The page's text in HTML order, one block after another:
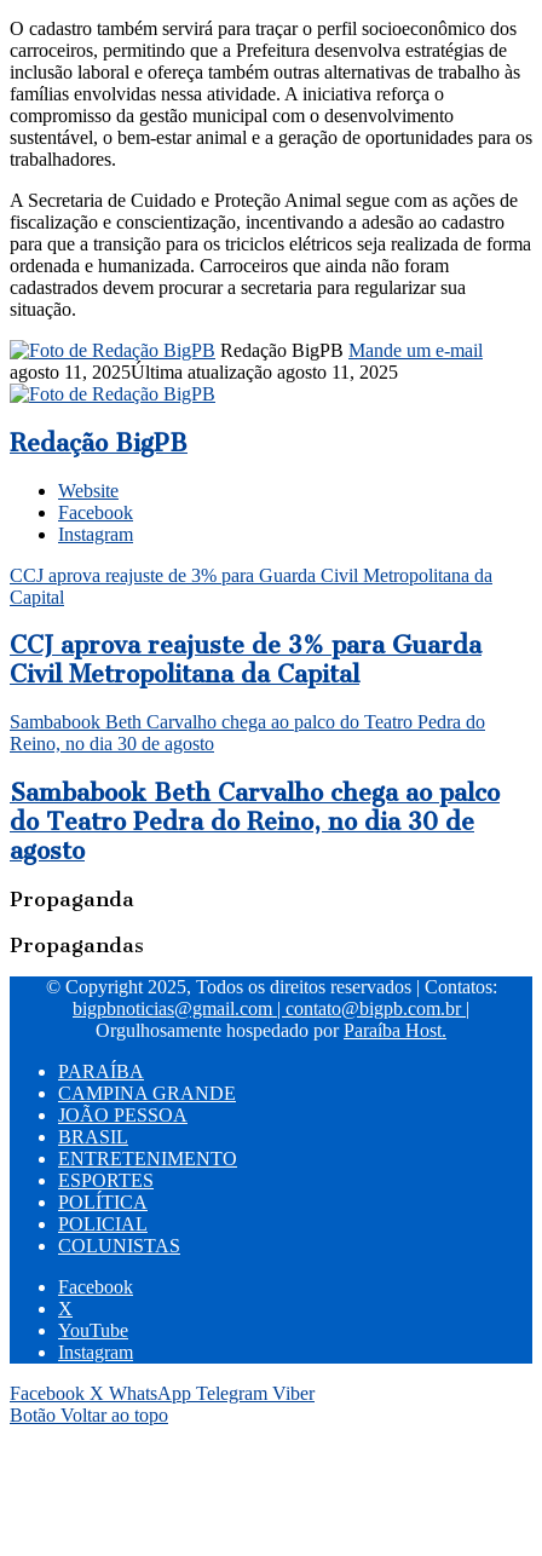
O cadastro também servirá para traçar o perfil socioeconômico dos
carroceiros, permitindo que a Prefeitura desenvolva estratégias de
inclusão laboral e ofereça também outras alternativas de trabalho às
famílias envolvidas nessa atividade. A iniciativa reforça o
compromisso da gestão municipal com o desenvolvimento
sustentável, o bem-estar animal e a geração de oportunidades para os
trabalhadores.
A Secretaria de Cuidado e Proteção Animal segue com as ações de
fiscalização e conscientização, incentivando a adesão ao cadastro
para que a transição para os triciclos elétricos seja realizada de forma
ordenada e humanizada. Carroceiros que ainda não foram
cadastrados devem procurar a secretaria para regularizar sua
situação.
Redação BigPB Mande um e-mail
agosto 11, 2025Última atualização agosto 11, 2025
Redação BigPB
Website
Facebook
Instagram
CCJ aprova reajuste de 3% para Guarda Civil Metropolitana da
Capital
CCJ aprova reajuste de 3% para Guarda
Civil Metropolitana da Capital
Sambabook Beth Carvalho chega ao palco do Teatro Pedra do
Reino, no dia 30 de agosto
Sambabook Beth Carvalho chega ao palco
do Teatro Pedra do Reino, no dia 30 de
agosto
Propaganda
Propagandas
© Copyright 2025, Todos os direitos reservados | Contatos:
bigpbnoticias@gmail.com
contato@bigpb.com.br
Orgulhosamente hospedado porParaíba Host.
PARAÍBA
CAMPINA GRANDE
JOÃO PESSOA
BRASIL
ENTRETENIMENTO
ESPORTES
POLÍTICA
POLICIAL
COLUNISTAS
Facebook
X
YouTube
Instagram
Facebook X WhatsApp Telegram Viber
Botão Voltar ao topo